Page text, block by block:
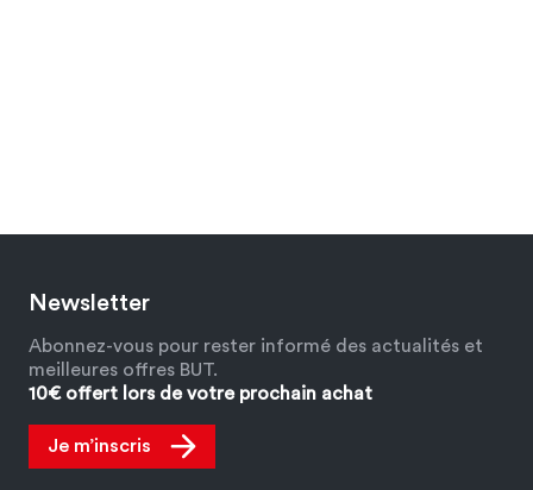
Newsletter
Abonnez-vous pour rester informé des actualités et
meilleures offres BUT.
10€ offert lors de votre prochain achat
Je m’inscris